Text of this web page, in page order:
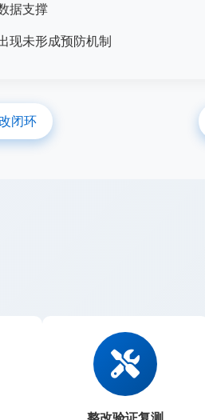
据支撑
现未形成预防机制
闭环